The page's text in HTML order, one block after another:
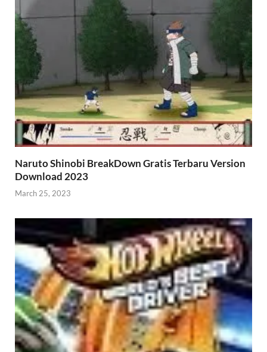
Naruto Shinobi BreakDown Gratis Terbaru Version
Download 2023
March 25, 2023